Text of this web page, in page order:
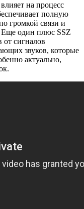
на процесс
полную
громкой связи и
один плюс SSZ
сигналов
звуков, которые
актуально,